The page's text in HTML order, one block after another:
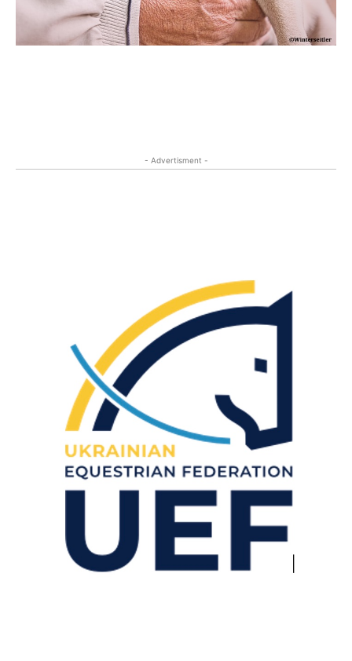
- Advertisment -